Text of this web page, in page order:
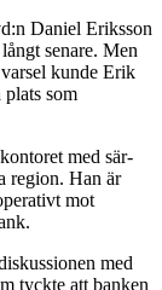
Daniel Eriks­son
senare. Men
kun­de Erik
som
med sär­
region. Han är
mot
med
tyckte att banken